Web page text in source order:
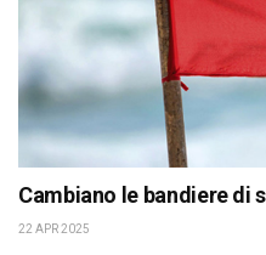
Cambiano le bandiere di
22 APR 2025